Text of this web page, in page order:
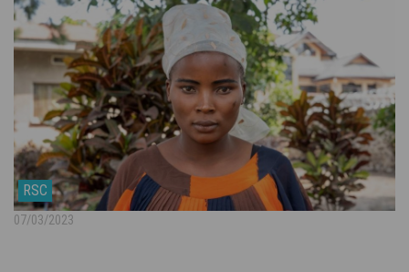
RSC
07/03/2023